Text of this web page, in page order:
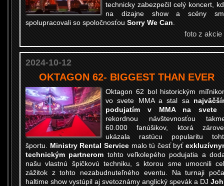
technicky zabezpečil celý koncert,
na dizajne show a scény
spolupracovali so spoločnosťouSorry We Can.
foto z akcie
2024-10-12
OKTAGON 62- BIGGEST THAN EVER
Oktagon 62 bol historickým
vo svete MMA a stal sa
podujatím v MMA na svete
rekordnou návštevnosťou
60.000 fanúšikov, ktorá
ukázala rastúcu popularitu
športu.Ministry Rental Servicemalo tú česť byť
technickým partneromtohto veľkolepého podujatia a
našu vlastnú špičkovú techniku, s ktorou sme umocnili
zážitok z tohto nezabudnuteľného eventu. Na turnaji
haltime show vystúpil aj svetoznámy anglický spevák a DJ